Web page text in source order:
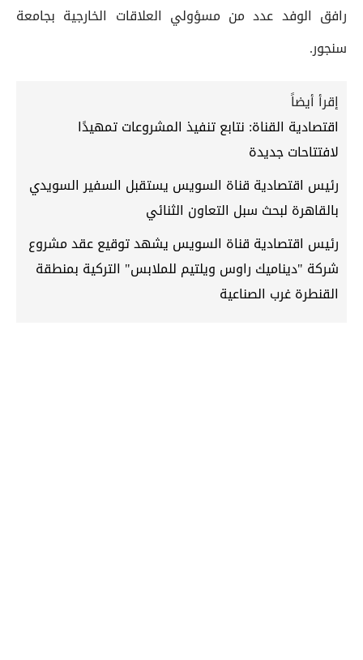
رافق الوفد عدد من مسؤولي العلاقات الخارجية بجامعة
سنجور.
إقرأ أيضاً
اقتصادية القناة: نتابع تنفيذ المشروعات تمهيدًا
لافتتاحات جديدة
رئيس اقتصادية قناة السويس يستقبل السفير السويدي
بالقاهرة لبحث سبل التعاون الثنائي
رئيس اقتصادية قناة السويس يشهد توقيع عقد مشروع
شركة "ديناميك راوس ويلتيم للملابس" التركية بمنطقة
القنطرة غرب الصناعية